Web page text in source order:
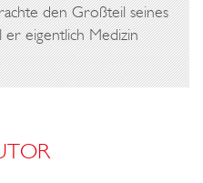
den Großteil seines
eigentlich Medizin